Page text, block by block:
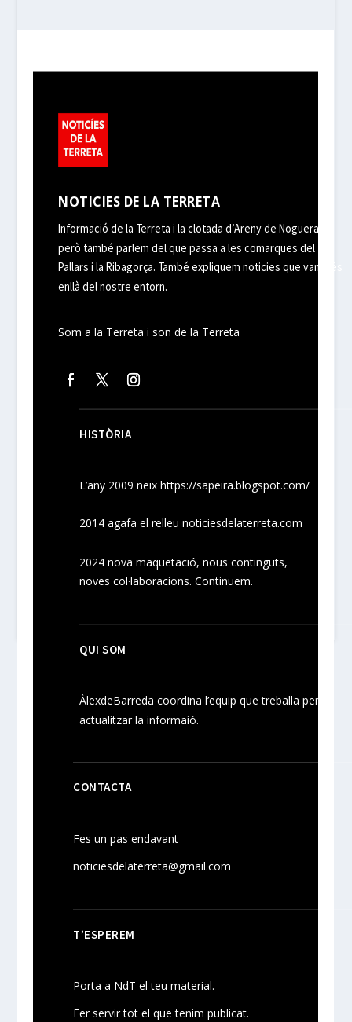
NOTICIES DE LA TERRETA
Informació de la Terreta i la clotada d’Areny de Noguera,
però també parlem del que passa a les comarques del
Pallars i la Ribagorça. També expliquem noticies que van més
enllà del nostre entorn.
Som a la Terreta i son de la Terreta
HISTÒRIA
L’any 2009 neixhttps://sapeira.blogspot.com/
2014 agafa el relleu noticiesdelaterreta.com
2024nova maquetació, nouscontinguts,
novescol·laboracions. Continuem.
QUI SOM
ÀlexdeBarreda coordina l’equip que treballa per
actualitzar la informaió.
CONTACTA
Fes un pas endavant
noticiesdelaterreta@gmail.com
T’ESPEREM
Porta a NdT el teu material.
Fer servir tot el que tenim publicat.